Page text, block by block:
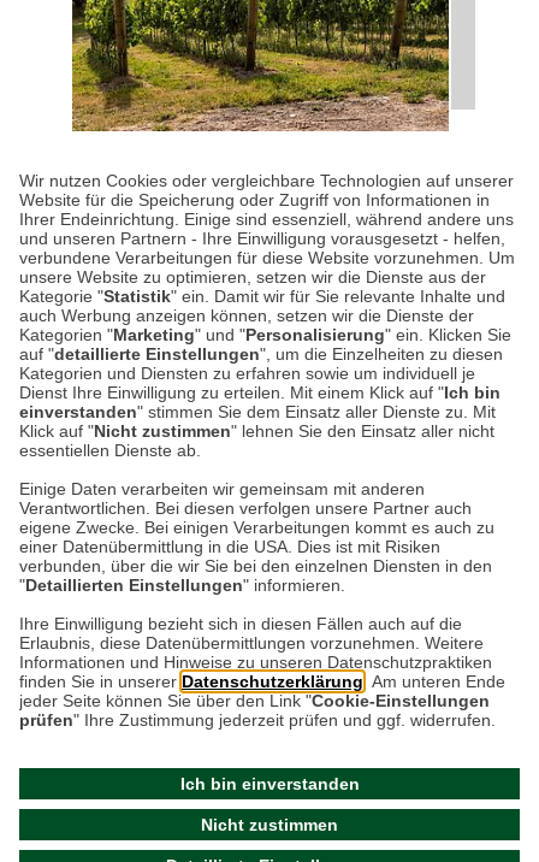
Wir nutzen Cookies oder vergleichbare Technologien auf unserer
Website für die Speicherung oder Zugriff von Informationen in
Ihrer Endeinrichtung. Einige sind essenziell, während andere uns
und unseren Partnern - Ihre Einwilligung vorausgesetzt - helfen,
verbundene Verarbeitungen für diese Website vorzunehmen. Um
unsere Website zu optimieren, setzen wir die Dienste aus der
Kategorie "Statistik" ein. Damit wir für Sie relevante Inhalte und
auch Werbung anzeigen können, setzen wir die Dienste der
Kategorien "Marketing" und "Personalisierung" ein. Klicken Sie
auf "detaillierte Einstellungen", um die Einzelheiten zu diesen
Kategorien und Diensten zu erfahren sowie um individuell je
Dienst Ihre Einwilligung zu erteilen. Mit einem Klick auf "Ich bin
einverstanden" stimmen Sie dem Einsatz aller Dienste zu. Mit
Klick auf "Nicht zustimmen" lehnen Sie den Einsatz aller nicht
essentiellen Dienste ab.
Einige Daten verarbeiten wir gemeinsam mit anderen
Verantwortlichen. Bei diesen verfolgen unsere Partner auch
eigene Zwecke. Bei einigen Verarbeitungen kommt es auch zu
einer Datenübermittlung in die USA. Dies ist mit Risiken
verbunden, über die wir Sie bei den einzelnen Diensten in den
"Detaillierten Einstellungen" informieren.
Ihre Einwilligung bezieht sich in diesen Fällen auch auf die
Erlaubnis, diese Datenübermittlungen vorzunehmen. Weitere
Informationen und Hinweise zu unseren Datenschutzpraktiken
finden Sie in unserer Datenschutzerklärung . Am unteren Ende
jeder Seite können Sie über den Link "Cookie-Einstellungen
prüfen" Ihre Zustimmung jederzeit prüfen und ggf. widerrufen.
Ich bin einverstanden
Nicht zustimmen
ARNOLD
Englischer Wein: Besser als
sein Ruf!
Mögen Sie Rotwein? Falls ja, kommt Ihnen in
dem Zusammenhang wahrscheinlich nicht
unbedingt als Erstes England in den Sinn.
Bilder von Weinbergen in…
Weiterlesen
Datenschutz Impressum
Kontakt
Netiquette
© 2026 - THE BRITISH SHOP Versandhandel GmbH & Co.